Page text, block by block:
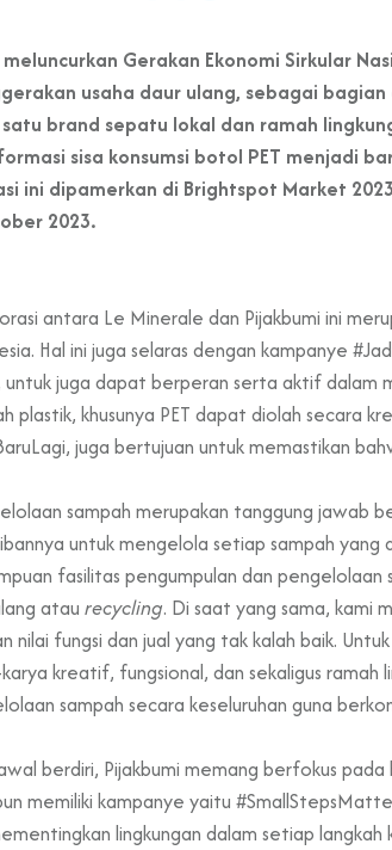
meluncurkan Gerakan Ekonomi Sirkular
usaha daur ulang, sebagai
brand sepatu lokal dan ramah
sisa konsumsi botol PET menjadi
ini dipamerkan di Brightspot Market
2023.
antara Le Minerale dan Pijakbumi ini
Hal ini juga selaras dengan kampanye
untuk juga dapat berperan serta aktif dalam
plastik, khusunya PET dapat diolah secara
juga bertujuan untuk memastikan
sampah merupakan tanggung jawab
untuk mengelola setiap sampah yang
fasilitas pengumpulan dan
atau recycling. Di saat yang sama, kami
nilai fungsi dan jual yang tak kalah baik.
kreatif, fungsional, dan sekaligus ramah
sampah secara keseluruhan guna
berdiri, Pijakbumi memang berfokus
memiliki kampanye yaitu
lingkungan dalam setiap